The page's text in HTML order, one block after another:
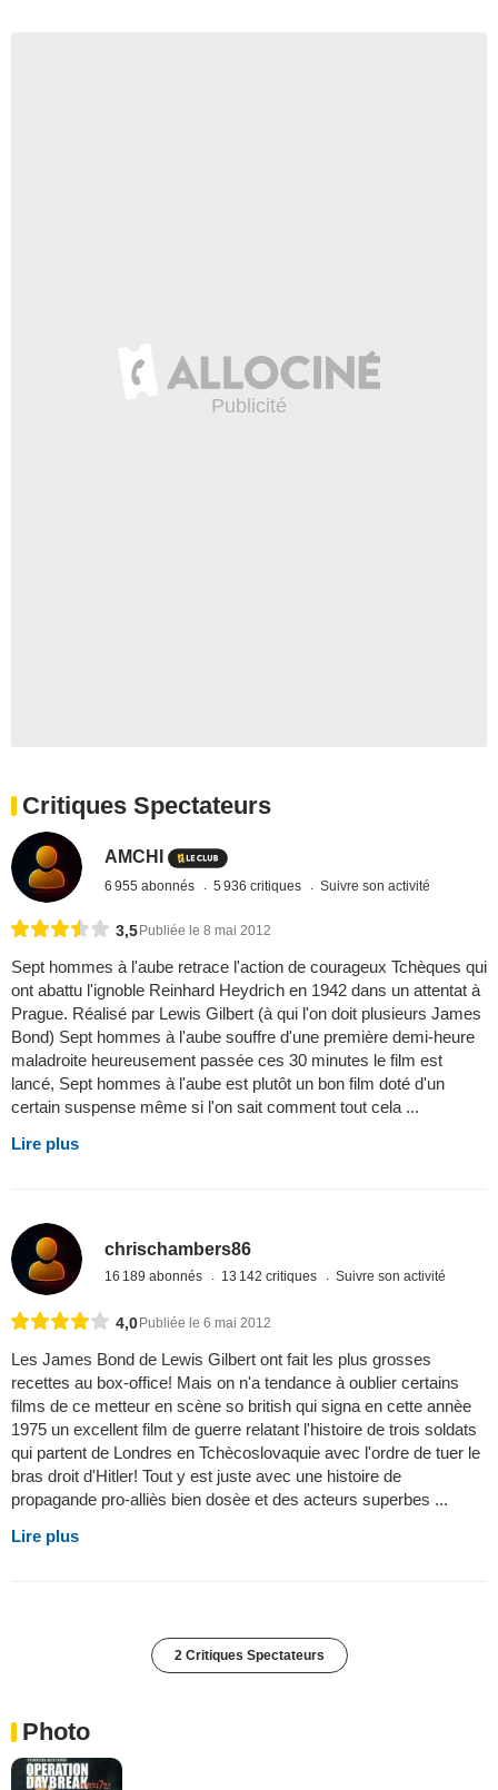
Critiques Spectateurs
AMCHI
6 955 abonnés 5 936 critiques Suivre son activité
3,5 Publiée le 8 mai 2012
Sept hommes à l'aube retrace l'action de courageux Tchèques qui
ont abattu l'ignoble Reinhard Heydrich en 1942 dans un attentat à
Prague. Réalisé par Lewis Gilbert (à qui l'on doit plusieurs James
Bond) Sept hommes à l'aube souffre d'une première demi-heure
maladroite heureusement passée ces 30 minutes le film est
lancé, Sept hommes à l'aube est plutôt un bon film doté d'un
certain suspense même si l'on sait comment tout cela ...
Lire plus
chrischambers86
16 189 abonnés 13 142 critiques Suivre son activité
4,0Publiée le 6 mai 2012
Les James Bond de Lewis Gilbert ont fait les plus grosses
recettes au box-office! Mais on n'a tendance à oublier certains
films de ce metteur en scène so british qui signa en cette annèe
1975 un excellent film de guerre relatant l'histoire de trois soldats
qui partent de Londres en Tchècoslovaquie avec l'ordre de tuer le
bras droit d'Hitler! Tout y est juste avec une histoire de
propagande pro-alliès bien dosèe et des acteurs superbes ...
Lire plus
2 Critiques Spectateurs
Photo